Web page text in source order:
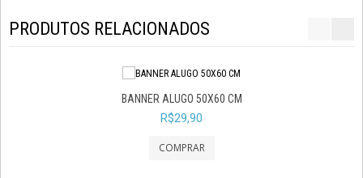
PRODUTOS RELACIONADOS
BANNER ALUGO 50X60 CM
R$29,90